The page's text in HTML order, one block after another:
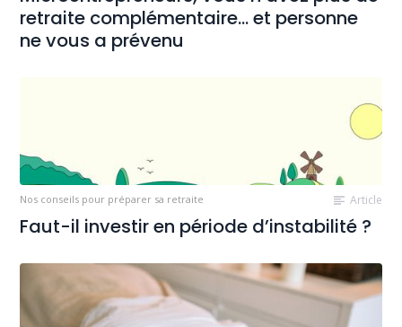
retraite complémentaire… et personne
ne vous a prévenu
Nos conseils pour préparer sa retraite Article
Faut-il investir en période d’instabilité ?